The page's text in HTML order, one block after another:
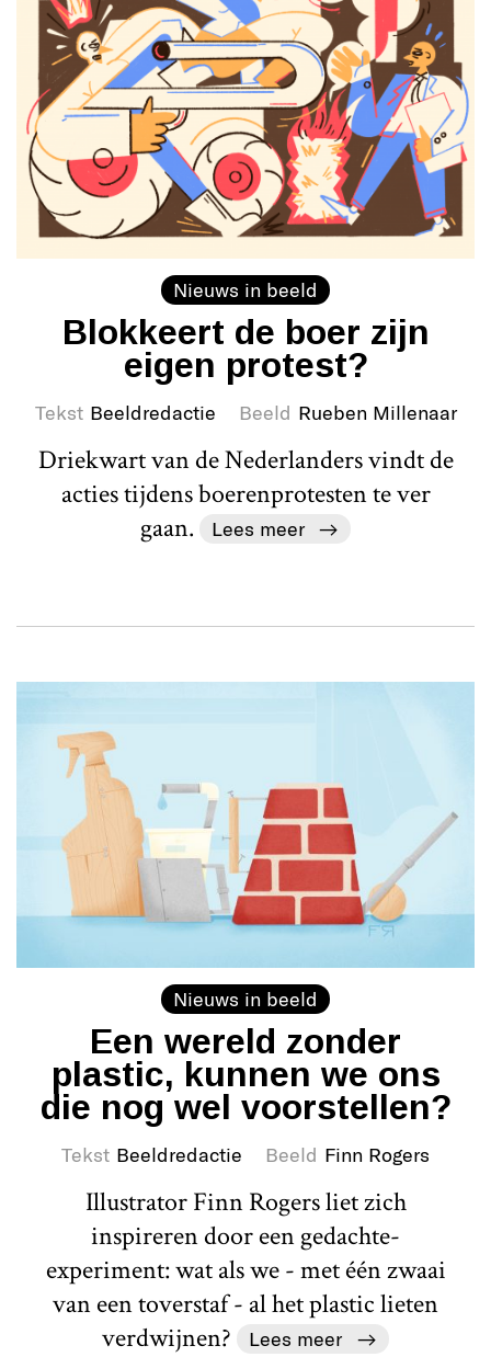
Nieuws in beeld
Blokkeert de boer zijn
eigen protest?
Tekst Beeldredactie Beeld Rueben Millenaar
Driekwart van de Nederlanders vindt de
acties tijdens boerenprotesten te ver
gaan.
Lees meer
Nieuws in beeld
Een wereld zonder
plastic, kunnen we ons
die nog wel voorstellen?
Tekst Beeldredactie Beeld Finn Rogers
Illustrator Finn Rogers liet zich
inspireren door een gedachte-
experiment: wat als we - met één zwaai
van een toverstaf - al het plastic lieten
verdwijnen?
Lees meer